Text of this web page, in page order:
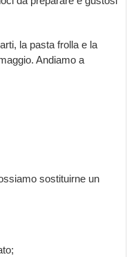
la pasta frolla e la
Andiamo a
sostituirne un